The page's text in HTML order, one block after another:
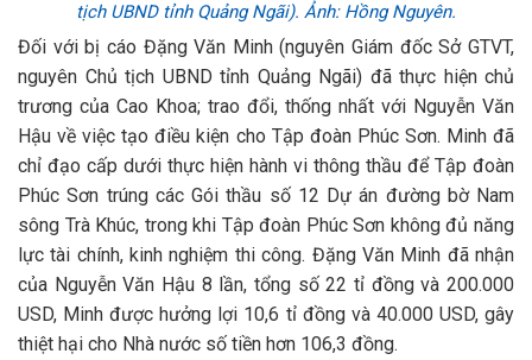
tịch UBND tỉnh Quảng Ngãi). Ảnh: Hồng Nguyên.
Đối với bị cáo Đặng Văn Minh (nguyên Giám đốc Sở GTVT,
nguyên Chủ tịch UBND tỉnh Quảng Ngãi) đã thực hiện chủ
trương của Cao Khoa; trao đổi, thống nhất với Nguyễn Văn
Hậu về việc tạo điều kiện cho Tập đoàn Phúc Sơn. Minh đã
chỉ đạo cấp dưới thực hiện hành vi thông thầu để Tập đoàn
Phúc Sơn trúng các Gói thầu số 12 Dự án đường bờ Nam
sông Trà Khúc, trong khi Tập đoàn Phúc Sơn không đủ năng
lực tài chính, kinh nghiệm thi công. Đặng Văn Minh đã nhận
của Nguyễn Văn Hậu 8 lần, tổng số 22 tỉ đồng và 200.000
USD, Minh được hưởng lợi 10,6 tỉ đồng và 40.000 USD, gây
thiệt hại cho Nhà nước số tiền hơn 106,3 đồng.